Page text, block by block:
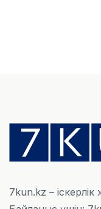
БИЛІК
«Бәйтерек»
кредиттік
7kun.kz – іскерлік